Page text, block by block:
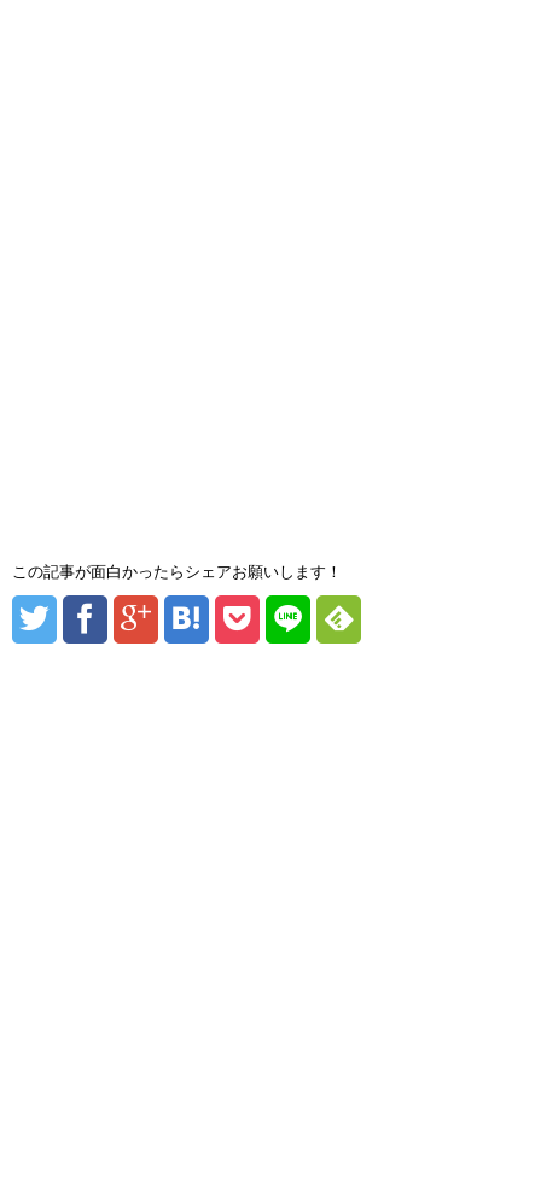
この記事が面白かったらシェアお願いします！